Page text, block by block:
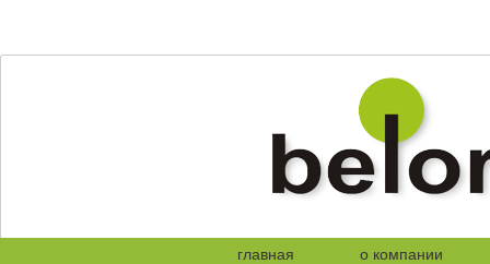
главная о компании